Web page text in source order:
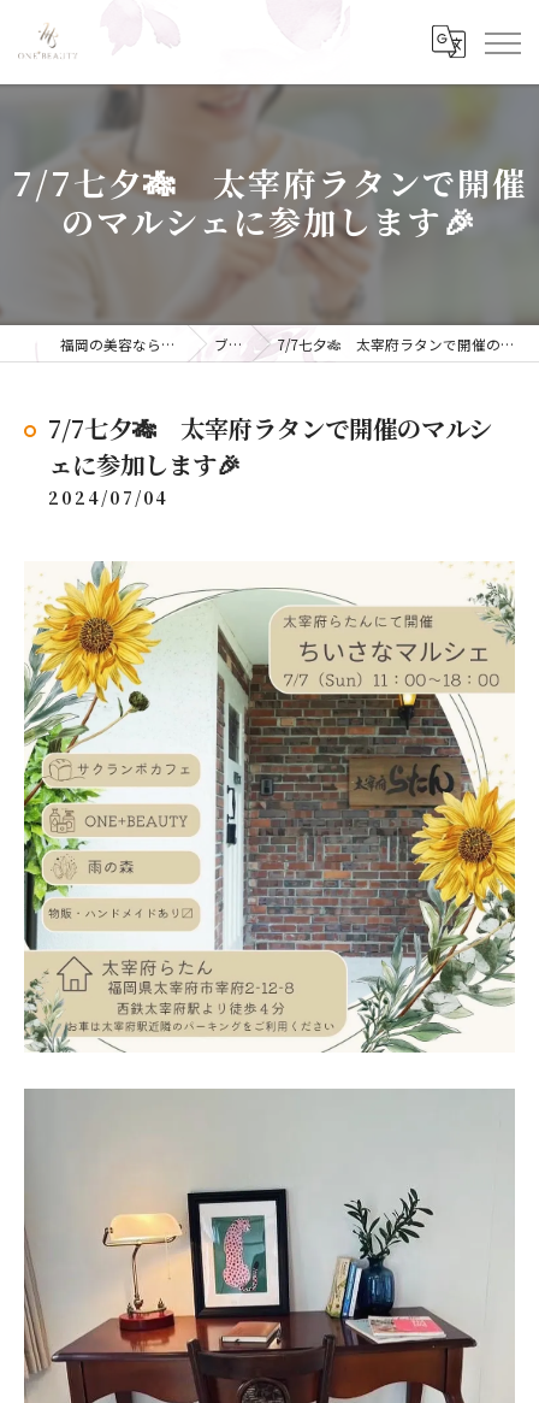
7/7七夕🎋 太宰府ラタンで開催
のマルシェに参加します🎉
福岡の美容ならONE+BEAUTY ブログ 7/7七夕🎋 太宰府ラタンで開催のマルシェに参加します🎉
7/7七夕🎋 太宰府ラタンで開催のマルシ
ェに参加します🎉
2024/07/04